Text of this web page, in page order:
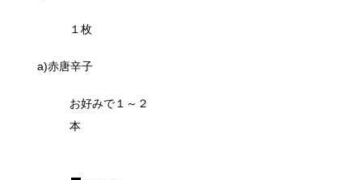
１枚
a)赤唐辛子
お好みで１～２
本